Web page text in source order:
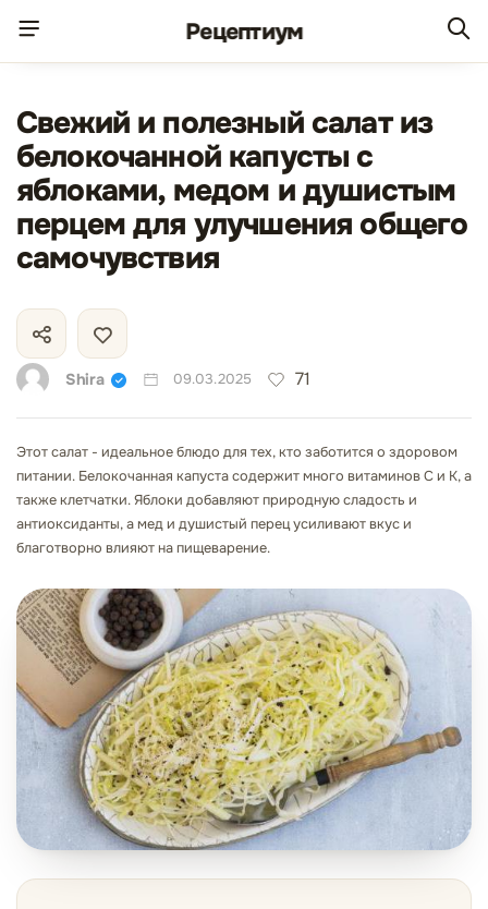
Рецептиум
Свежий и полезный салат из
белокочанной капусты с
яблоками, медом и душистым
перцем для улучшения общего
самочувствия
Shira 09.03.2025 71
Этот салат - идеальное блюдо для тех, кто заботится о здоровом
питании. Белокочанная капуста содержит много витаминов С и К, а
также клетчатки. Яблоки добавляют природную сладость и
антиоксиданты, а мед и душистый перец усиливают вкус и
благотворно влияют на пищеварение.